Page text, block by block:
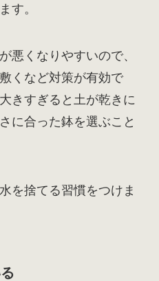
す。
悪くなりやすいので、
くなど対策が有効で
きすぎると土が乾きに
に合った鉢を選ぶこと
を捨てる習慣をつけま